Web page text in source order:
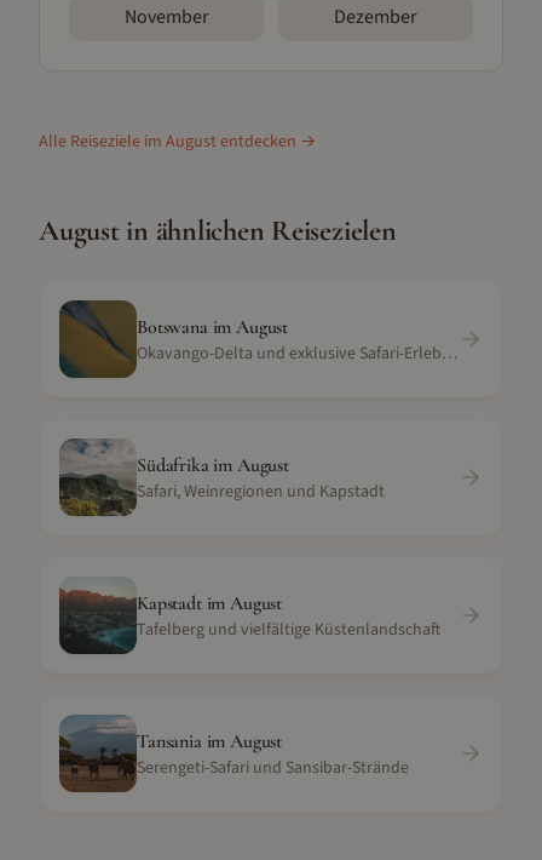
November Dezember
Alle Reiseziele im Augustentdecken →
Augustin ähnlichen Reisezielen
Botswana imAugust
Okavango-Delta und exklusive Safari-Erlebnisse
Südafrika im August
Safari, Weinregionen und Kapstadt
KapstadtimAugust
Tafelberg und vielfältige Küstenlandschaft
Tansania imAugust
Serengeti-Safari und Sansibar-Strände